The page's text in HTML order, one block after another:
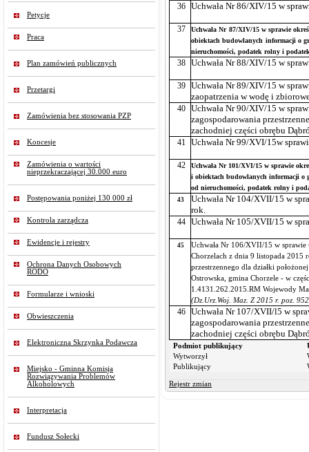
Petycje
Praca
Plan zamówień publicznych
Przetargi
Zamówienia bez stosowania PZP
Koncesje
Zamówienia o wartości
nieprzekraczającej 30.000 euro
Postępowania poniżej 130 000 zł
Kontrola zarządcza
Ewidencje i rejestry
Ochrona Danych Osobowych
RODO
Formularze i wnioski
Obwieszczenia
Elektroniczna Skrzynka Podawcza
Miejsko - Gminna Komisja
Rozwiązywania Problemów
Alkoholowych
Interpretacja
Fundusz Sołecki
36
Uchwała Nr 86/XIV/15 w
37
Uchwała Nr 87/XIV/15 w sprawie
obiektach budowlanych informacji o
nieruchomości, podatek rolny i
38 Uchwała Nr 88/XIV/15 w
39
Uchwała Nr 89/XIV/15 w
zaopatrzenia w wodę i
40
Uchwała Nr 90/XIV/15 w
zagospodarowania
zachodniej części obrębu
41
Uchwała Nr 99/XVI/15w
42
Uchwała Nr 101/XVI/15 w sprawie
i obiektach budowlanych informacji o
od nieruchomości, podatek rolny i
43
Uchwała Nr 104/XVII/15 w
rok.
44
Uchwała Nr 105/XVII/15 w
45
Uchwała Nr 106/XVII/15 w
Chorzelach z dnia 9 listopada 2015
przestrzennego dla działki
Ostrowska, gmina Chorzele - w
1.4131.262.2015.RM Wojewody
(Dz.Urz.Woj. Maz. Z 2015 r. poz.
46
Uchwała Nr 107/XVII/l5 w
zagospodarowania
zachodniej części obrębu
Podmiot publikujący
Wytworzył
Publikujący
Rejestr zmian